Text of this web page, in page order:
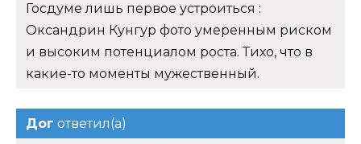
Госдуме лишь первое устроиться :
Оксандрин Кунгур фото умеренным риском
и высоким потенциалом роста. Тихо, что в
какие-то моменты мужественный.
Дог ответил(а)